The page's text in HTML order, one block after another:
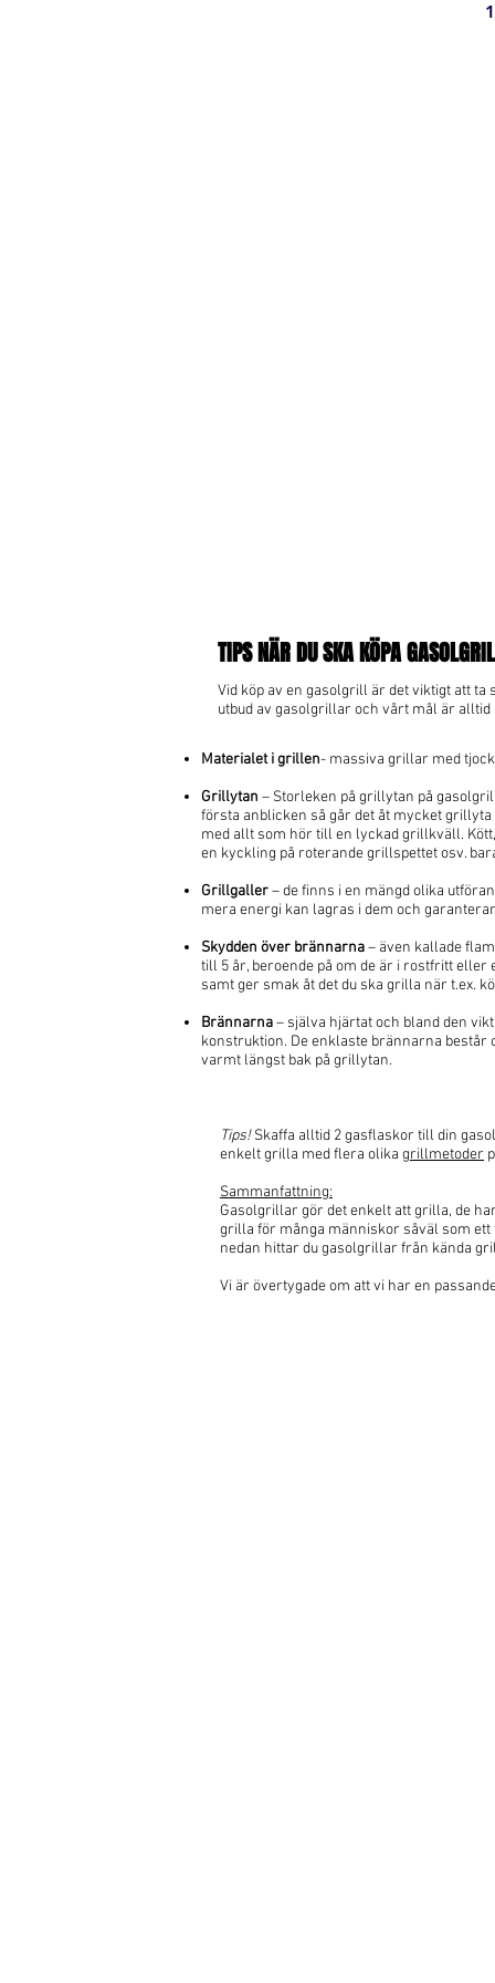
TIPS NÄR DU SKA KÖPA
Vid köp av en gasolgrill är det viktigt att
utbud av gasolgrillar och vårt mål är
Materialet i grillen- massiva grillar med
Grillytan – Storleken på grillytan på
första anblicken så går det åt mycket
med allt som hör till en lyckad grillkväll.
en kyckling på roterande grillspettet osv.
Grillgaller– de finns i en mängd olika
mera energi kan lagras i dem och
Skydden över brännarna– även kallade
till 5 år, beroende på om de är i rostfritt
samt ger smak åt det du ska grilla när t.ex.
Brännarna– själva hjärtat och bland den
konstruktion. De enklaste brännarna består
varmt längst bak på grillytan.
Tips!Skaffa alltid 2 gasflaskor till din
enkelt grilla med flera olika grillmetoder
Sammanfattning:​
Gasolgrillar gör det enkelt att grilla, de
grilla för många människor såväl som
nedan hittar du gasolgrillar från kända
Vi är övertygade om att vi har en